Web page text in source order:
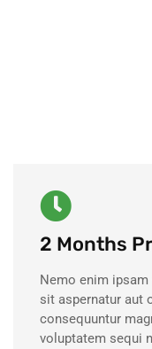
2 Months
Nemo enim
sit aspernatur aut
consequuntur
voluptatem sequi